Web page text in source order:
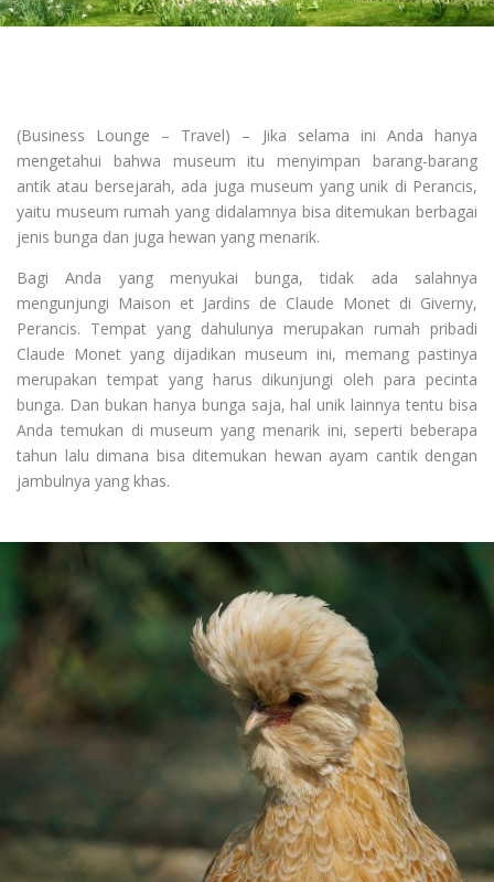
(Business Lounge – Travel) – Jika selama ini Anda hanya
mengetahui bahwa museum itu menyimpan barang-barang
antik atau bersejarah, ada juga museum yang unik di Perancis,
yaitu museum rumah yang didalamnya bisa ditemukan berbagai
jenis bunga dan juga hewan yang menarik.
Bagi Anda yang menyukai bunga, tidak ada salahnya
mengunjungi Maison et Jardins de Claude Monet di Giverny,
Perancis. Tempat yang dahulunya merupakan rumah pribadi
Claude Monet yang dijadikan museum ini, memang pastinya
merupakan tempat yang harus dikunjungi oleh para pecinta
bunga. Dan bukan hanya bunga saja, hal unik lainnya tentu bisa
Anda temukan di museum yang menarik ini, seperti beberapa
tahun lalu dimana bisa ditemukan hewan ayam cantik dengan
jambulnya yang khas.